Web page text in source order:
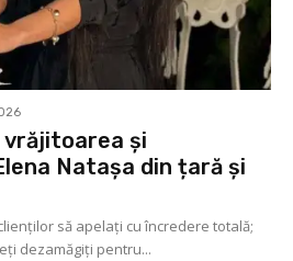
și
Natașa din țară și
să apelaţi cu încredere totală;
dezamăgiţi pentru...